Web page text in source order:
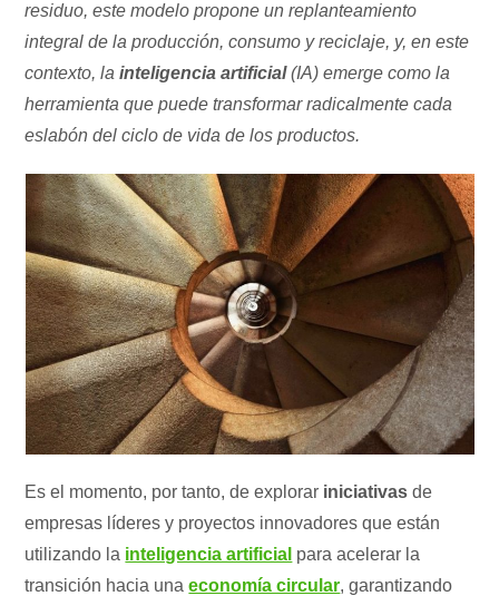
residuo, este modelo propone un replanteamiento
integral de la producción, consumo y reciclaje, y, en este
contexto, lainteligencia artificial(IA) emerge como la
herramienta que puede transformar radicalmente cada
eslabón del ciclo de vida de los productos.
Es el momento, por tanto, de explorar iniciativas de
empresas líderes y proyectos innovadores que están
utilizando la inteligencia artificial para acelerar la
transición hacia unaeconomía circular, garantizando